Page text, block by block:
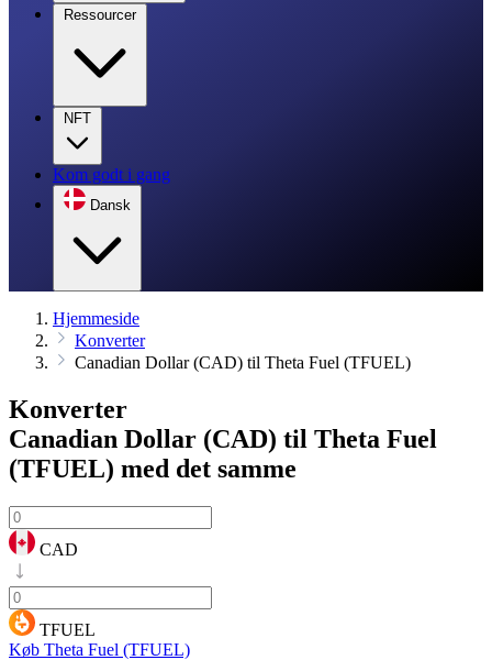
Ressourcer
NFT
Kom godt i gang
Dansk
Hjemmeside
Konverter
Canadian Dollar (CAD) til Theta Fuel (TFUEL)
Konverter
Canadian Dollar (CAD) til Theta Fuel
(TFUEL) med det samme
CAD
TFUEL
Køb Theta Fuel (TFUEL)